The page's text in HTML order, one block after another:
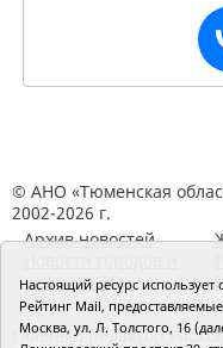
© АНО «Тюменская
2002-2026 г.
Архив новостей
районов ТО
Главный редактор
Настоящий ресурс
Рейтинг Mail,
Москва, ул. Л. Толстого, 16